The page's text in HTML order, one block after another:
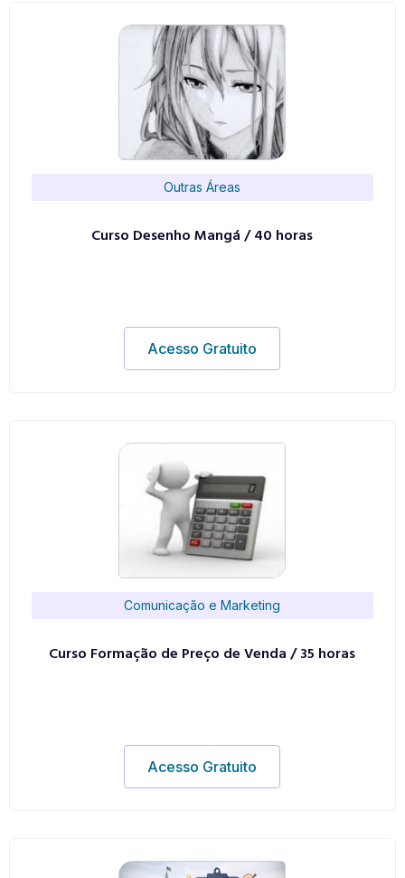
Outras Áreas
Curso Desenho Mangá / 40 horas
Acesso Gratuito
Comunicação e Marketing
Curso Formação de Preço de Venda / 35 horas
Acesso Gratuito